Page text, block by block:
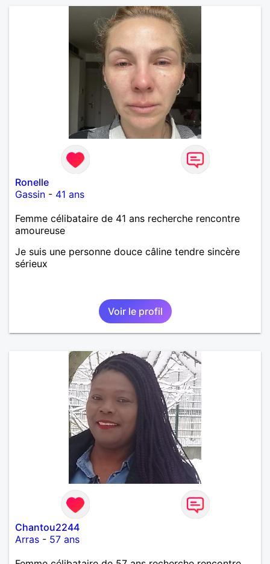
Ronelle
Gassin - 41 ans
Femme célibataire de 41 ans recherche rencontre
amoureuse
Je suis une personne douce câline tendre sincère
sérieux
Voir le profil
Chantou2244
Arras - 57 ans